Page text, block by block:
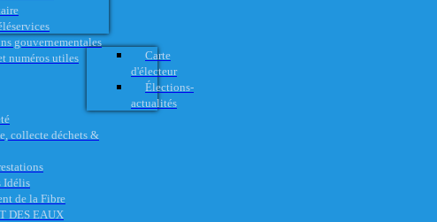
gouvernementales
numéros utiles
Carte
d'électeur
Élections-
actualités
collecte déchets &
Idélis
de la Fibre
DES EAUX